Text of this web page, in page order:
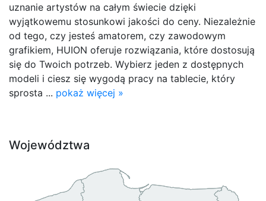
uznanie artystów na całym świecie dzięki
wyjątkowemu stosunkowi jakości do ceny. Niezależnie
od tego, czy jesteś amatorem, czy zawodowym
grafikiem, HUION oferuje rozwiązania, które dostosują
się do Twoich potrzeb. Wybierz jeden z dostępnych
modeli i ciesz się wygodą pracy na tablecie, który
sprosta ... pokaż więcej »
Województwa